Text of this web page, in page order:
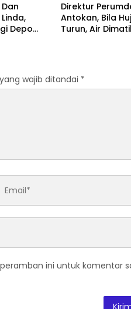
Depo
Direktur
Antokan, Bila
Turun, Air
wajib ditandai *
ini untuk komentar